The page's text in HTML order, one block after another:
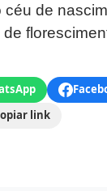
de
link